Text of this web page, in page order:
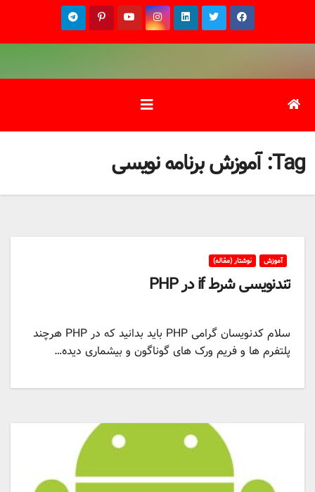
Tag: آموزش برنامه نویسی
آموزش نوشتار (مقاله)
تندنویسی شرط if در PHP
سلام کدنویسان گرامی PHP باید بدانید که در PHP هرچند
پلتفرم ها و فریم ورک های گوناگون و بیشماری دیده…